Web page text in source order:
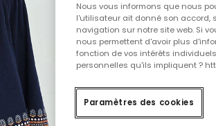
Nous vous informons que nous
l'utilisateur ait donné son accord,
navigation sur notre site web. Si
nous permettent d'avoir plus
fonction de vos intérêts
personnelles qu'ils impliquent ?
Paramètres des cookies